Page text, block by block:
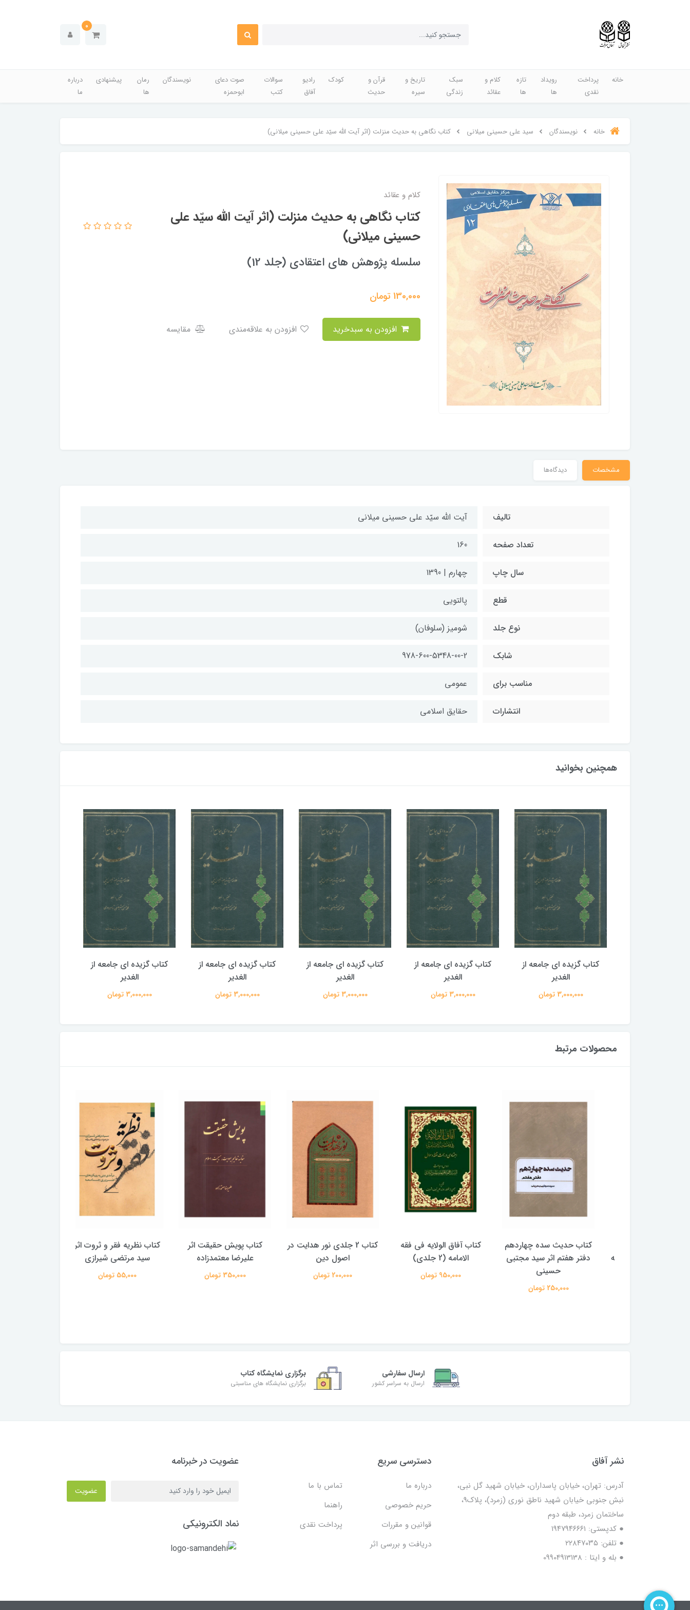
0
خانه
پرداخت
نقدی
رویداد
ها
تازه
ها
کلام و
عقائد
سبک
زندگی
تاریخ و
سیره
قرآن و
حدیث
کودک
رادیو
آفاق
سوالات
کتب
صوت دعای
ابوحمزه
نویسندگان
رمان
ها
پیشنهادی
درباره
ما
خانه نویسندگان سید علی حسینی میلانی کتاب نگاهی به حدیث منزلت (اثر آیت الله سیّد علی حسینی میلانی)
کلام و عقائد
کتاب نگاهی به حدیث منزلت (اثر آیت الله سیّد علی
حسینی میلانی)
سلسله پژوهش های اعتقادی (جلد 12)
130,000تومان
مقایسه
مشخصات دیدگاه‌ها
تالیف آیت الله سیّد علی حسینی میلانی
تعداد صفحه 160
سال چاپ چهارم | 1390
قطع پالتویی
نوع جلد شومیز (سلوفان)
شابک 978-600-5348-00-2
مناسب برای عمومی
انتشارات حقایق اسلامی
همچنین بخوانید
کتاب گزیده ای جامعه از
الغدیر
3,000,000 تومان
کتاب گزیده ای جامعه از
الغدیر
3,000,000 تومان
کتاب گزیده ای جامعه از
الغدیر
3,000,000 تومان
کتاب گزیده ای جامعه از
الغدیر
3,000,000 تومان
کتاب گزیده ای جامعه از
الغدیر
3,000,000 تومان
محصولات مرتبط
کتاب حدیث سده چهاردهم
دفتر هفتم اثر سید مجتبی
حسینی
250,000 تومان
کتاب آفاق الولایه فی فقه
الامامه (2 جلدی)
950,000 تومان
کتاب 2 جلدی نور هدایت در
اصول دین
200,000 تومان
کتاب پویش حقیقت اثر
علیرضا معتمدزاده
350,000 تومان
کتاب نظریه فقر و ثروت اثر
سید مرتضی شیرازی
55,000 تومان
ارسال سفارشی
ارسال به سراسر کشور
برگزاری نمایشگاه کتاب
برگزاری نمایشگاه های مناسبتی
نشر آفاق
آدرس: تهران، خیابان پاسداران، خیابان شهید گل نبی،
نبش جنوبی خیابان شهید ناطق نوری (زمرد)، پلاک9،
ساختمان زمرد، طبقه دوم
● کدپستی: ۱۹۴۷۹۴۶۶۶۱
● تلفن: ٢٢٨۴٧۰۳۵
● بله و ایتا : 09904913138
دسترسی سریع
درباره ما
تماس با ما
حریم خصوصی
راهنما
قوانین و مقررات
پرداخت نقدی
دریافت و بررسی اثر
عضویت در خبرنامه
عضویت
نماد الکترونیکی